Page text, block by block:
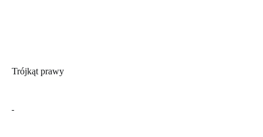
Trójkąt prawy